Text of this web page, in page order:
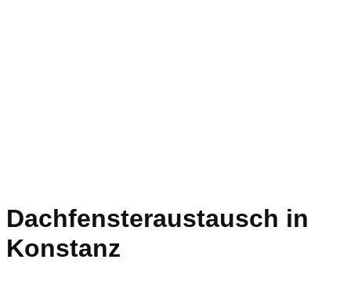
Dachfensteraustausch in
Konstanz